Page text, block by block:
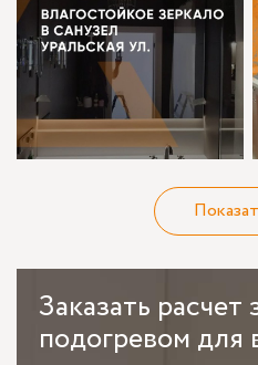
Заказать расчет
подогревом для